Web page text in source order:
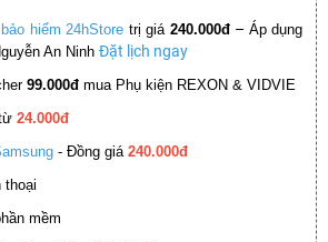
hiểm 24hStore trị giá 240.000đ – Áp dụng
An Ninh Đặt lịch ngay
99.000đ mua Phụ kiện REXON & VIDVIE
24.000đ
- Đồng giá 240.000đ
thoại
mềm